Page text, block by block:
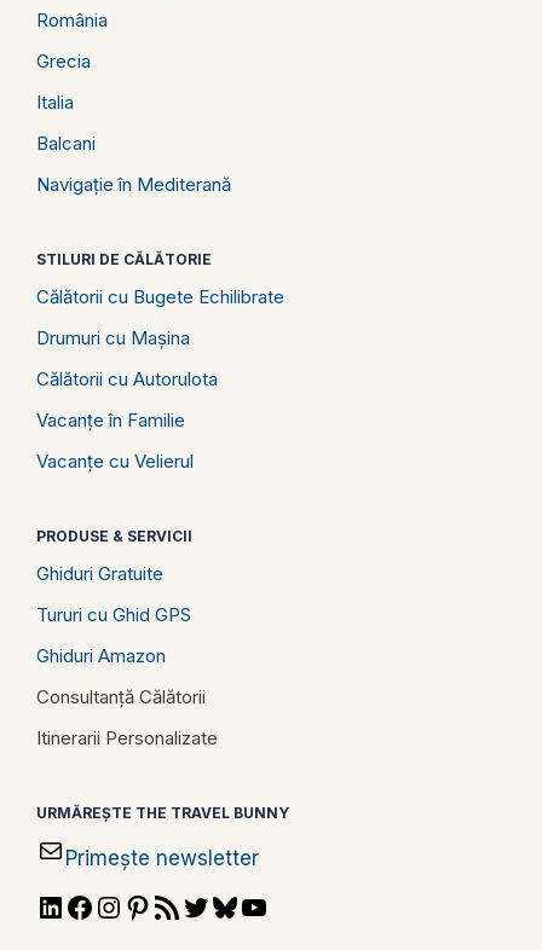
România
Grecia
Italia
Balcani
Navigație în Mediterană
STILURI DE CĂLĂTORIE
Călătorii cu Bugete Echilibrate
Drumuri cu Mașina
Călătorii cu Autorulota
Vacanțe în Familie
Vacanțe cu Velierul
PRODUSE & SERVICII
Ghiduri Gratuite
Tururi cu Ghid GPS
Ghiduri Amazon
Consultanță Călătorii
Itinerarii Personalizate
URMĂREȘTE THE TRAVEL BUNNY
Primește newsletter
LinkedIn
Facebook
Instagram
Pinterest
RSSTwitterBluesky